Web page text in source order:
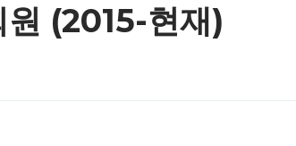
(2015-현재)